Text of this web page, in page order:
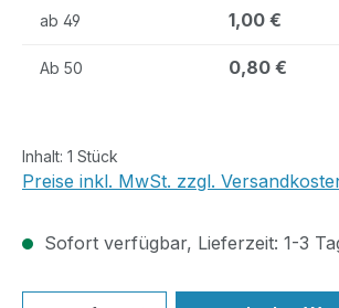
ab 49 1,00 €
Ab 50 0,80 €
Inhalt: 1 Stück
Preise inkl. MwSt. zzgl.
Sofort verfügbar, Lieferzeit: 1-3